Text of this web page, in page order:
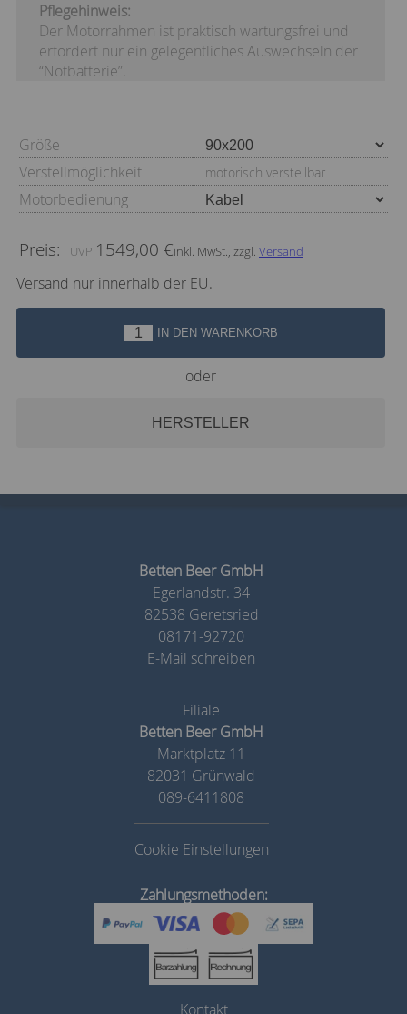
Pflegehinweis:
Der Motorrahmen ist praktisch wartungsfrei und
erfordert nur ein gelegentliches Auswechseln der
“Notbatterie”.
Größe
Verstellmöglichkeit
motorisch verstellbar
Motorbedienung
Preis: 1549,00 €inkl. MwSt., zzgl. Versand
Versand nur innerhalb der EU.
IN DEN WARENKORB
oder
HERSTELLER
Betten Beer GmbH
Egerlandstr. 34
82538 Geretsried
08171-92720
E-Mail schreiben
Betten Beer GmbH
Marktplatz 11
82031 Grünwald
089-6411808
Cookie Einstellungen
Zahlungsmethoden:
Kontakt